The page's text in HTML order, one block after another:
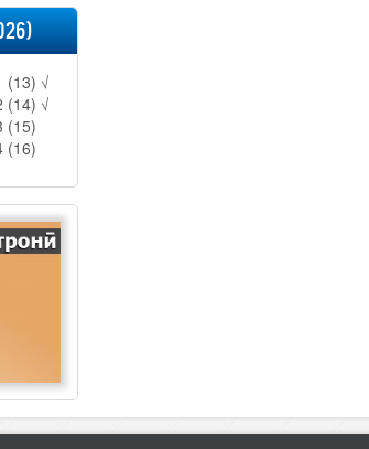
(13) √
(14) √
(15)
(16)